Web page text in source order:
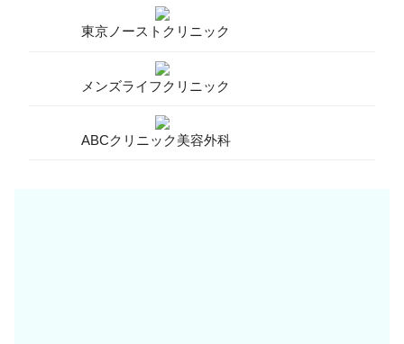
東京ノーストクリニック
メンズライフクリニック
ABCクリニック美容外科